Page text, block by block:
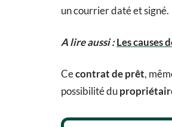
un courrier daté et signé.
A lire aussi :Les causes
Cecontrat de prêt,
possibilité du